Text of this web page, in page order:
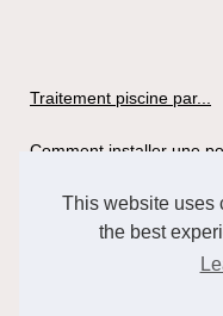
This website uses
the best
Traitement piscine par...
Comment installer une
Profitez des Bienfaits